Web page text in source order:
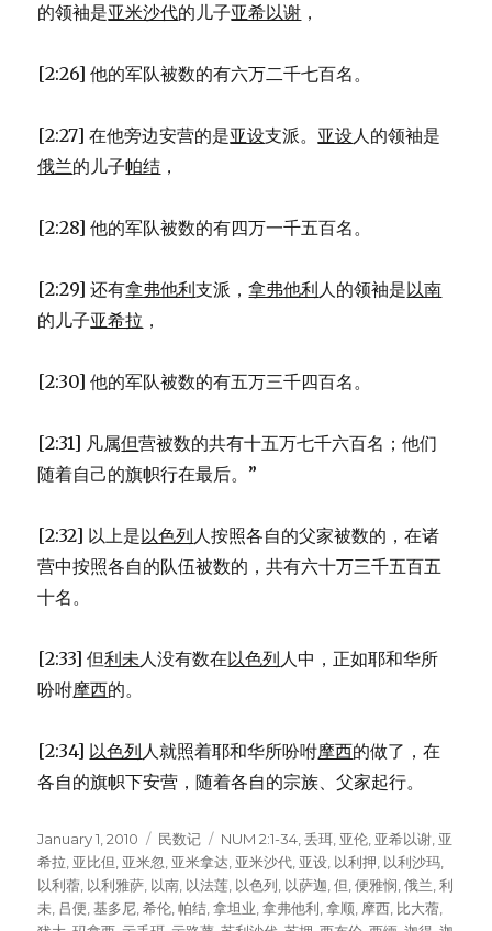
的领袖是亚米沙代的儿子亚希以谢 ，
[2:26] 他的军队被数的有六万二千七百名。
[2:27] 在他旁边安营的是亚设支派。 亚设人的领袖是
俄兰的儿子帕结 ，
[2:28] 他的军队被数的有四万一千五百名。
[2:29] 还有拿弗他利支派，拿弗他利人的领袖是以南
的儿子亚希拉 ，
[2:30] 他的军队被数的有五万三千四百名。
[2:31] 凡属但营被数的共有十五万七千六百名；他们
随着自己的旗帜行在最后。”
[2:32] 以上是以色列人按照各自的父家被数的，在诸
营中按照各自的队伍被数的，共有六十万三千五百五
十名。
[2:33] 但利未人没有数在以色列人中，正如耶和华所
吩咐摩西的。
[2:34] 以色列人就照着耶和华所吩咐摩西的做了，在
各自的旗帜下安营，随着各自的宗族、父家起行。
Posted
on
January 1, 2010 Categories
民数记 Tags
NUM 2:1-34 ,丢珥 亚伦 亚希以谢 亚
希拉 亚比但 亚米忽 亚米拿达 亚米沙代 亚设 以利押 以利沙玛
以利蓿 以利雅萨 以南 以法莲 以色列 以萨迦 ,但 ,便雅悯 ,俄兰 ,利
未 吕便 ,基多尼 ,希伦 ,帕结 ,拿坦业 ,拿弗他利 ,拿顺 摩西 比大蓿